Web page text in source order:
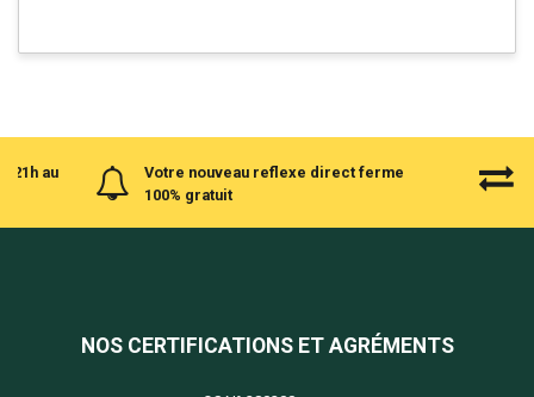
21h au
Votre nouveau reflexe direct ferme
100% gratuit
NOS CERTIFICATIONS ET AGRÉMENTS